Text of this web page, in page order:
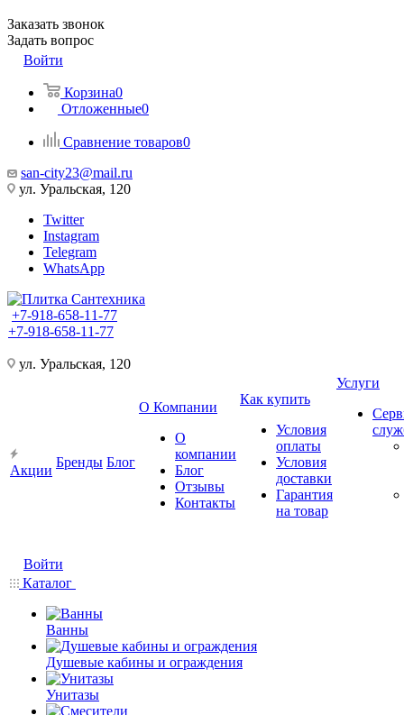
Заказать звонок
Задать вопрос
Войти
Корзина0
Отложенные0
Сравнение товаров0
san-city23@mail.ru
ул. Уральская, 120
Twitter
Instagram
Telegram
WhatsApp
+7-918-658-11-77
+7-918-658-11-77
ул. Уральская, 120
Акции
Бренды Блог
О Компании
О
компании
Блог
Отзывы
Контакты
Как купить
Условия
оплаты
Условия
доставки
Гарантия
на товар
Услуги
Войти
Каталог
Ванны
Душевые кабины и ограждения
Унитазы